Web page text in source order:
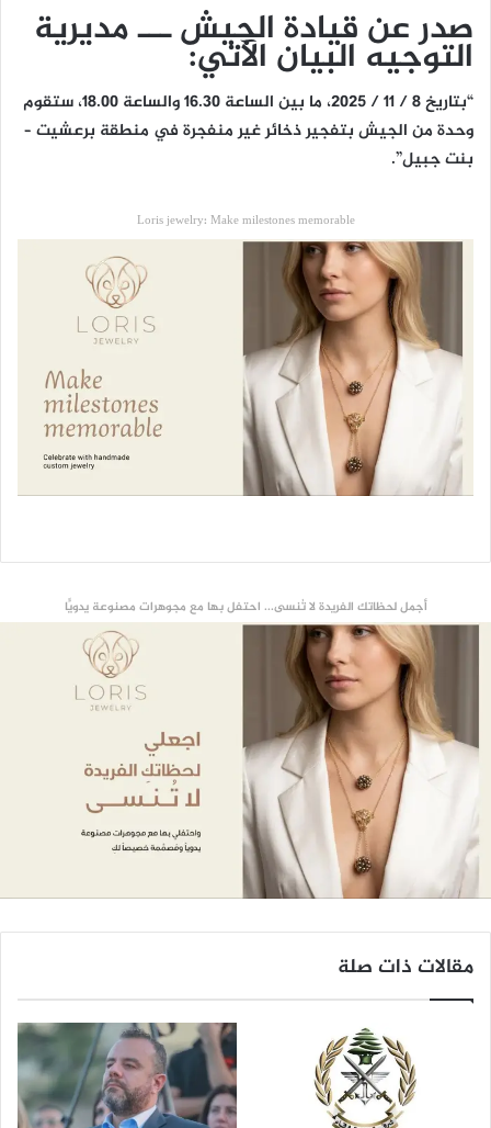
صدر عن قيادة الجيش ـــ مديرية
التوجيه البيان الآتي:
“بتاريخ 8 / 11 / 2025، ما بين الساعة 16.30 والساعة 18.00، ستقوم
وحدة من الجيش بتفجير ذخائر غير منفجرة في منطقة برعشيت –
بنت جبيل”.
Loris jewelry: Make milestones memorable
أجمل لحظاتك الفريدة لا تُنسى... احتفل بها مع مجوهرات مصنوعة يدويًّا
مقالات ذات صلة